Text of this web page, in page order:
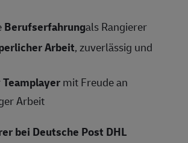
Berufserfahrungals Rangierer
Arbeit, zuverlässig und
Teamplayermit Freude an
Arbeit
bei Deutsche Post DHL